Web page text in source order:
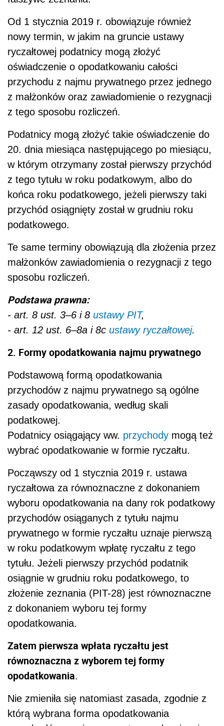
Od 1 stycznia 2019 r. obowiązuje również
nowy termin, w jakim na gruncie ustawy
ryczałtowej podatnicy mogą złożyć
oświadczenie o opodatkowaniu całości
przychodu z najmu prywatnego przez jednego
z małżonków oraz zawiadomienie o rezygnacji
z tego sposobu rozliczeń.
Podatnicy mogą złożyć takie oświadczenie do
20. dnia miesiąca następującego po miesiącu,
w którym otrzymany został pierwszy przychód
z tego tytułu w roku podatkowym, albo do
końca roku podatkowego, jeżeli pierwszy taki
przychód osiągnięty został w grudniu roku
podatkowego.
Te same terminy obowiązują dla złożenia przez
małżonków zawiadomienia o rezygnacji z tego
sposobu rozliczeń.
Podstawa prawna:
- art. 8 ust. 3–6 i 8 ustawy PIT,
- art. 12 ust. 6–8a i 8c ustawy ryczałtowej.
2. Formy opodatkowania najmu prywatnego
Podstawową formą opodatkowania
przychodów z najmu prywatnego są ogólne
zasady opodatkowania, według skali
podatkowej.
Podatnicy osiągający ww. przychody mogą też
wybrać opodatkowanie w formie ryczałtu.
Począwszy od 1 stycznia 2019 r. ustawa
ryczałtowa za równoznaczne z dokonaniem
wyboru opodatkowania na dany rok podatkowy
przychodów osiąganych z tytułu najmu
prywatnego w formie ryczałtu uznaje pierwszą
w roku podatkowym wpłatę ryczałtu z tego
tytułu. Jeżeli pierwszy przychód podatnik
osiągnie w grudniu roku podatkowego, to
złożenie zeznania (PIT-28) jest równoznaczne
z dokonaniem wyboru tej formy
opodatkowania.
Zatem pierwsza wpłata ryczałtu jest
równoznaczna z wyborem tej formy
opodatkowania.
Nie zmieniła się natomiast zasada, zgodnie z
którą wybrana forma opodatkowania